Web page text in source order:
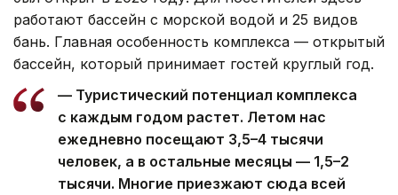
работают бассейн с морской водой и 25 видов
бань. Главная особенность комплекса — открытый
бассейн, который принимает гостей круглый год.
— Туристический потенциал комплекса
с каждым годом растет. Летом нас
ежедневно посещают 3,5–4 тысячи
человек, а в остальные месяцы — 1,5–2
тысячи. Многие приезжают сюда всей